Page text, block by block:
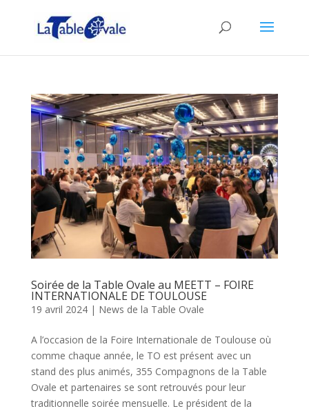
Soirée de la Table Ovale au MEETT – FOIRE
INTERNATIONALE DE TOULOUSE
19 avril 2024| News de la Table Ovale
A l’occasion de la Foire Internationale de Toulouse où
comme chaque année, le TO est présent avec un
stand des plus animés, 355 Compagnons de la Table
Ovale et partenaires se sont retrouvés pour leur
traditionnelle soirée mensuelle. Le président de la